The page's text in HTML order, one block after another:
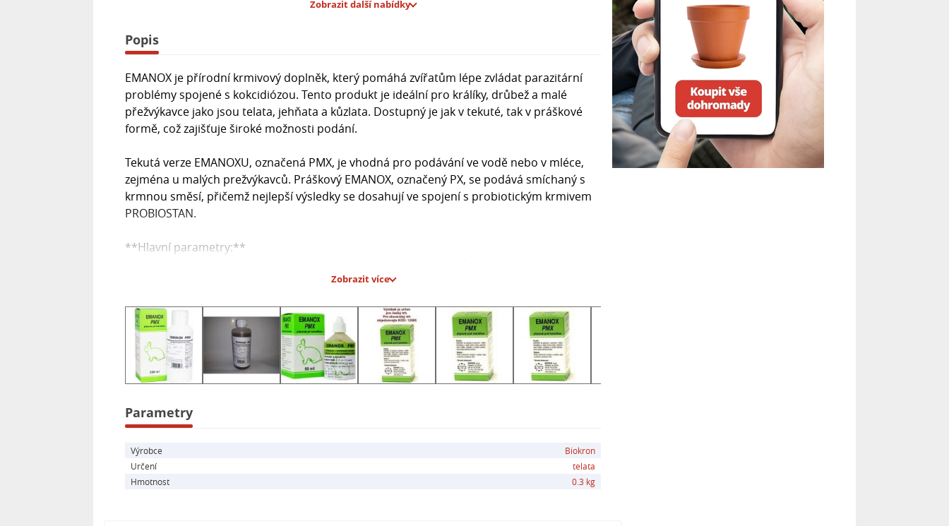
Zobrazit další nabídky
Popis
EMANOX je přírodní krmivový doplněk, který pomáhá zvířatům lépe zvládat parazitární
problémy spojené s kokcidiózou. Tento produkt je ideální pro králíky, drůbež a malé
přežvýkavce jako jsou telata, jehňata a kůzlata. Dostupný je jak v tekuté, tak v práškové
formě, což zajišťuje široké možnosti podání.
Tekutá verze EMANOXU, označená PMX, je vhodná pro podávání ve vodě nebo v mléce,
zejména u malých prežvýkavců. Práškový EMANOX, označený PX, se podává smíchaný s
krmnou směsí, přičemž nejlepší výsledky se dosahují ve spojení s probiotickým krmivem
PROBIOSTAN.
**Hlavní parametry:**
- Dostupný v tekuté (PMX) nebo práškové (PX) formě
- Přirozený produkt, vhodný i pro bio a eko produkty
- Není zařazen mezi léčiva, nevztahují se na něj předpisy o medikaci
- Bezpečný pro výrobce krmných směsí, není sledován z hlediska reziduí a kontaminace
- Možné použití u všech druhů a kategorií zvířat
Zobrazit více
Parametry
Výrobce
Biokron
Určení
telata
Hmotnost
0.3 kg